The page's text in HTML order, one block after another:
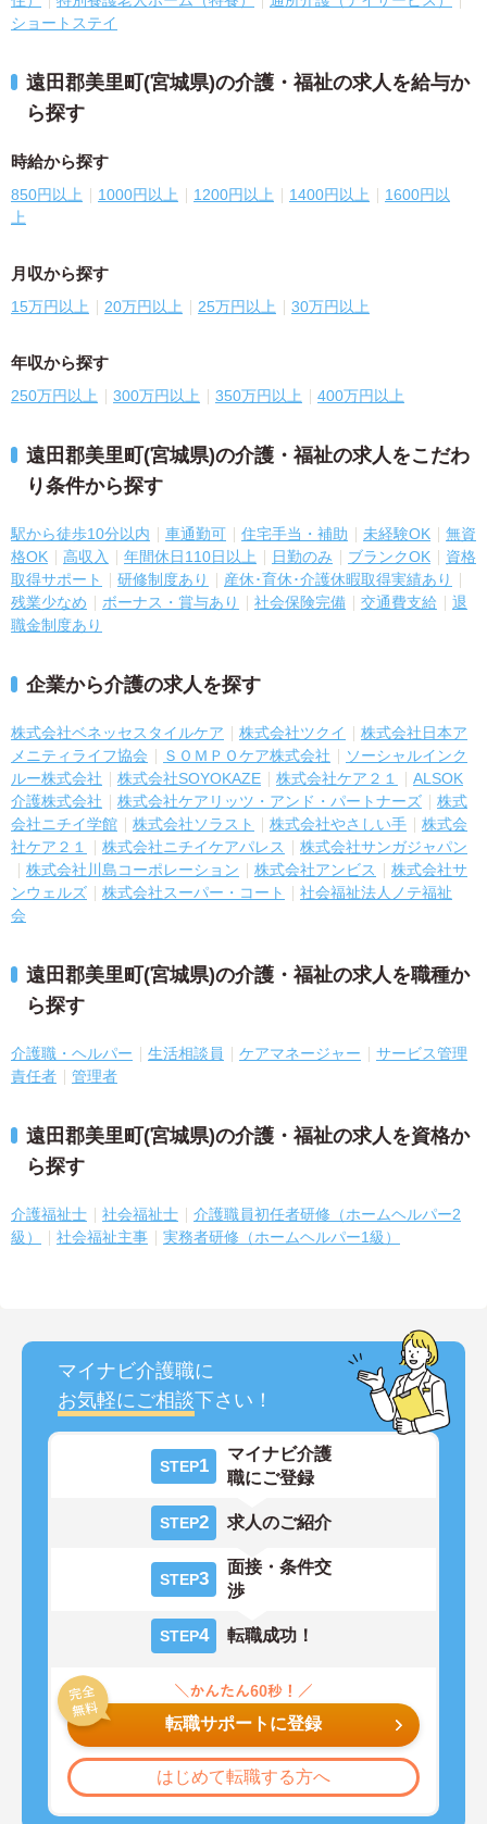
ショートステイ
遠田郡美里町(宮城県)の介護・福祉の求人を給与か
ら探す
時給から探す
850円以上 1000円以上 1200円以上 1400円以上
1600円以
上
月収から探す
15万円以上 20万円以上 25万円以上 30万円以上
年収から探す
250万円以上 300万円以上 350万円以上 400万円以上
遠田郡美里町(宮城県)の介護・福祉の求人をこだわ
り条件から探す
駅から徒歩10分以内 車通勤可 住宅手当・補助 未経験OK
無資
格OK
高収入 年間休日110日以上 日勤のみ ブランクOK
資格
取得サポート
研修制度あり
産休･育休･介護休暇取得実績あり
残業少なめ
ボーナス・賞与あり 社会保険完備 交通費支給
退
職金制度あり
企業から介護の求人を探す
株式会社ベネッセスタイルケア 株式会社ツクイ
株式会社日本ア
メニティライフ協会
ＳＯＭＰＯケア株式会社
ソーシャルインク
ルー株式会社
株式会社SOYOKAZE 株式会社ケア２１
ALSOK
介護株式会社
株式会社ケアリッツ・アンド・パートナーズ
株式
会社ニチイ学館
株式会社ソラスト 株式会社やさしい手
株式会
社ケア２１
株式会社ニチイケアパレス
株式会社サンガジャパン
株式会社川島コーポレーション
株式会社アンビス
株式会社サ
ンウェルズ
株式会社スーパー・コート
社会福祉法人ノテ福祉
会
遠田郡美里町(宮城県)の介護・福祉の求人を職種か
ら探す
介護職・ヘルパー 生活相談員 ケアマネージャー
サービス管理
責任者
管理者
遠田郡美里町(宮城県)の介護・福祉の求人を資格か
ら探す
介護福祉士 社会福祉士
介護職員初任者研修（ホームヘルパー2
級）
社会福祉主事 実務者研修（ホームヘルパー1級）
マイナビ介護職に
お気軽にご相談下さい！
STEP1
マイナビ介護
職にご登録
STEP2 求人のご紹介
STEP3
面接・条件交
渉
STEP4 転職成功！
転職サポートに登録
はじめて転職する方へ